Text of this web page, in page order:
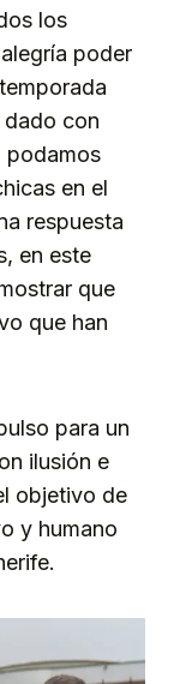
los
poder
dado con
podamos
en el
respuesta
en este
que
que han
para un
ilusión e
objetivo de
y humano